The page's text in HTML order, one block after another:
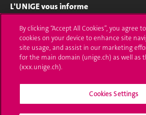
L'UNIGE vous informe
UNIGE Mobile
Médias
Offres d'emploi
Calendrier académique
By clicking “Accept All Cookies”, you agree
cookies on your device to enhance site
site usage, and assist in our marketing
for the main domain (unige.ch) as well as
(xxx.unige.ch).
Cookies Settings